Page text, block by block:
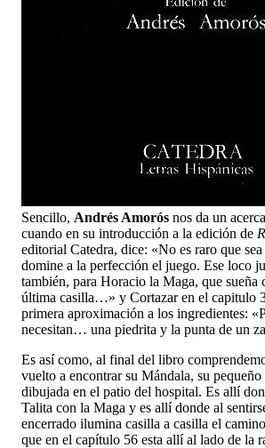
Sencillo, Andrés Amorós nos da un
cuando en su introducción a la edición de
editorial Catedra, dice: «No es raro que
domine a la perfección el juego. Ese loco
también, para Horacio la Maga, que sueña
última casilla…» y Cortazar en el capitulo
primera aproximación a los ingredientes:
necesitan… una piedrita y la punta de un
Es así como, al final del libro
vuelto a encontrar su Mándala, su pequeño
dibujada en el patio del hospital. Es allí
Talita con la Maga y es allí donde al
encerrado ilumina casilla a casilla el
que en el capítulo 56 esta allí al lado de la